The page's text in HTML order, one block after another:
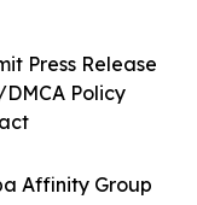
Affinity Group
Press Release
Policy